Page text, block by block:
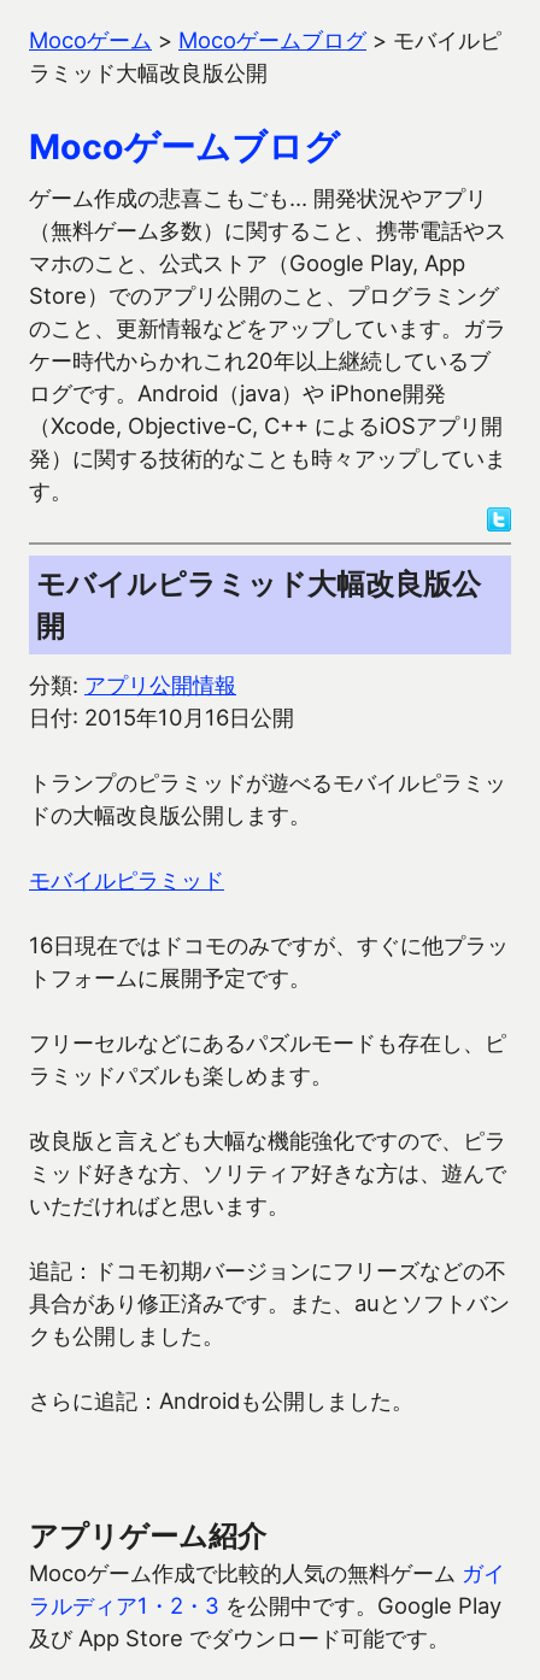
Mocoゲーム > Mocoゲームブログ> モバイルピ
ラミッド大幅改良版公開
Mocoゲームブログ
ゲーム作成の悲喜こもごも… 開発状況やアプリ
（無料ゲーム多数）に関すること、携帯電話やス
マホのこと、公式ストア（Google Play, App
Store）でのアプリ公開のこと、プログラミング
のこと、更新情報などをアップしています。ガラ
ケー時代からかれこれ20年以上継続しているブ
ログです。Android（java）や iPhone開発
（Xcode, Objective-C, C++ によるiOSアプリ開
発）に関する技術的なことも時々アップしていま
す。
モバイルピラミッド大幅改良版公
開
分類: アプリ公開情報
日付: 2015年10月16日公開
トランプのピラミッドが遊べるモバイルピラミッ
ドの大幅改良版公開します。
モバイルピラミッド
16日現在ではドコモのみですが、すぐに他プラッ
トフォームに展開予定です。
フリーセルなどにあるパズルモードも存在し、ピ
ラミッドパズルも楽しめます。
改良版と言えども大幅な機能強化ですので、ピラ
ミッド好きな方、ソリティア好きな方は、遊んで
いただければと思います。
追記：ドコモ初期バージョンにフリーズなどの不
具合があり修正済みです。また、auとソフトバン
クも公開しました。
さらに追記：Androidも公開しました。
アプリゲーム紹介
Mocoゲーム作成で比較的人気の無料ゲーム ガイ
ラルディア1・2・3 を公開中です。Google Play
及び App Store でダウンロード可能です。